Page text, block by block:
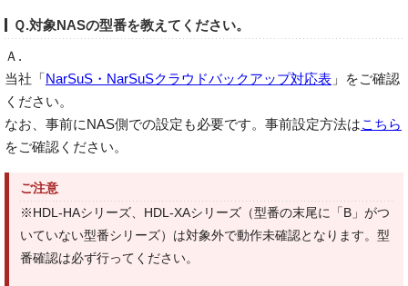
Ｑ.対象NASの型番を教えてください。
Ａ.
当社「NarSuS・NarSuSクラウドバックアップ対応表 」をご確認
ください。
なお、事前にNAS側での設定も必要です。事前設定方法はこちら
をご確認ください。
ご注意
※HDL-HAシリーズ、HDL-XAシリーズ（型番の末尾に「B」がつ
いていない型番シリーズ）は対象外で動作未確認となります。型
番確認は必ず行ってください。